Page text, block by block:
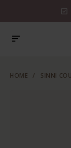
HOME / SINNI